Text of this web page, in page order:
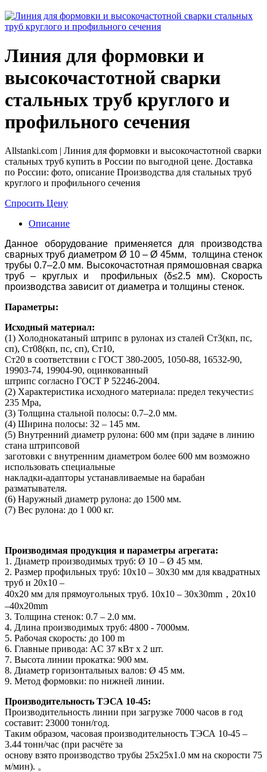
Линия для формовки и
высокочастотной сварки
стальных труб круглого и
профильного сечения
Allstanki.com | Линия для формовки и высокочастотной сварки
стальных труб купить в России по выгодной цене. Доставка
по России: фото, описание Производства для стальных труб
круглого и профильного сечения
Спросить Цену
Описание
Данное оборудование применяется для производства
сварных труб диаметромØ 10 – Ø 45мм, толщина стенок
трубы0.7–2.0 мм. Высокочастотная прямошовная сварка
труб – круглых и профильных (δ≤2.5 мм). Скорость
производства зависит от диаметра и толщины стенок.
Параметры:
Исходный материал:
(1) Холоднокатаный штрипс в рулонах из сталей Ст3(кп, пс,
сп), Ст08(кп, пс, сп), Ст10,
Ст20 в соответствии с ГОСТ 380-2005, 1050-88, 16532-90,
19903-74, 19904-90, оцинкованный
штрипс согласно ГОСТ Р 52246-2004.
(2) Характеристика исходного материала: предел текучести≤
235 Мpa,
(3) Толщина стальной полосы: 0.7–2.0 мм.
(4) Ширина полосы: 32 – 145 мм.
(5) Внутренний диаметр рулона: 600 мм (при задаче в линию
стана штрипсовой
заготовки с внутренним диаметром более 600 мм возможно
использовать специальные
накладки-адапторы устанавливаемые на барабан
разматывателя.
(6) Наружный диаметр рулона: до 1500 мм.
(7) Вес рулона: до 1 000 кг.
Производимая продукция и параметры агрегата:
1. Диаметр производимых труб: Ø 10 – Ø 45 мм.
2. Размер профильных труб: 10х10 – 30х30 мм для квадратных
труб и 20х10 –
40х20 мм для прямоугольных труб. 10х10 – 30х30mm，20х10
–40х20mm
3. Толщина стенок: 0.7 – 2.0 мм.
4. Длина производимых труб: 4800 - 7000мм.
5. Рабочая скорость: до 100 m
6. Главные привода: AC 37 кВт х 2 шт.
7. Высота линии прокатка: 900 мм.
8. Диаметр горизонтальных валов: Ø 45 мм.
9. Метод формовки: по нижней линии.
Производительность ТЭСА 10-45:
Производительность линии при загрузке 7000 часов в год
составит: 23000 тонн/год.
Таким образом, часовая производительность ТЭСА 10-45 –
3.44 тонн/час (при расчёте за
основу взято производство трубы 25х25х1.0 мм на скорости 75
м/мин). 。